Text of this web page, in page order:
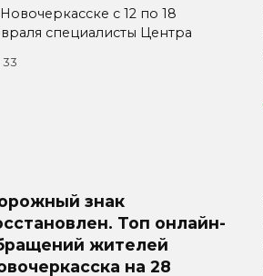
с 12 по 18
специалисты Центра
33
знак
Топ онлайн-
жителей
на 28